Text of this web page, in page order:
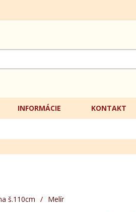
INFORMÁCIE KONTAKT
š.110cm / Melír